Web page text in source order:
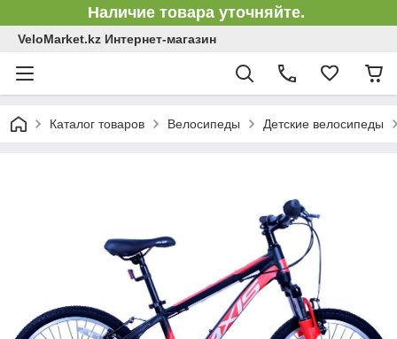
Наличие товара уточняйте.
VeloMarket.kz Интернет-магазин
Каталог товаров Велосипеды Детские велосипеды